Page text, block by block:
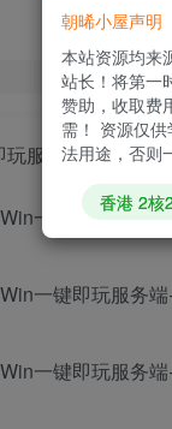
服务端+GM工具
朝晞小屋声明
本站资源均来
站长！将第一
赞助，收取费
需！ 资源仅
法用途，否则
香港 2核